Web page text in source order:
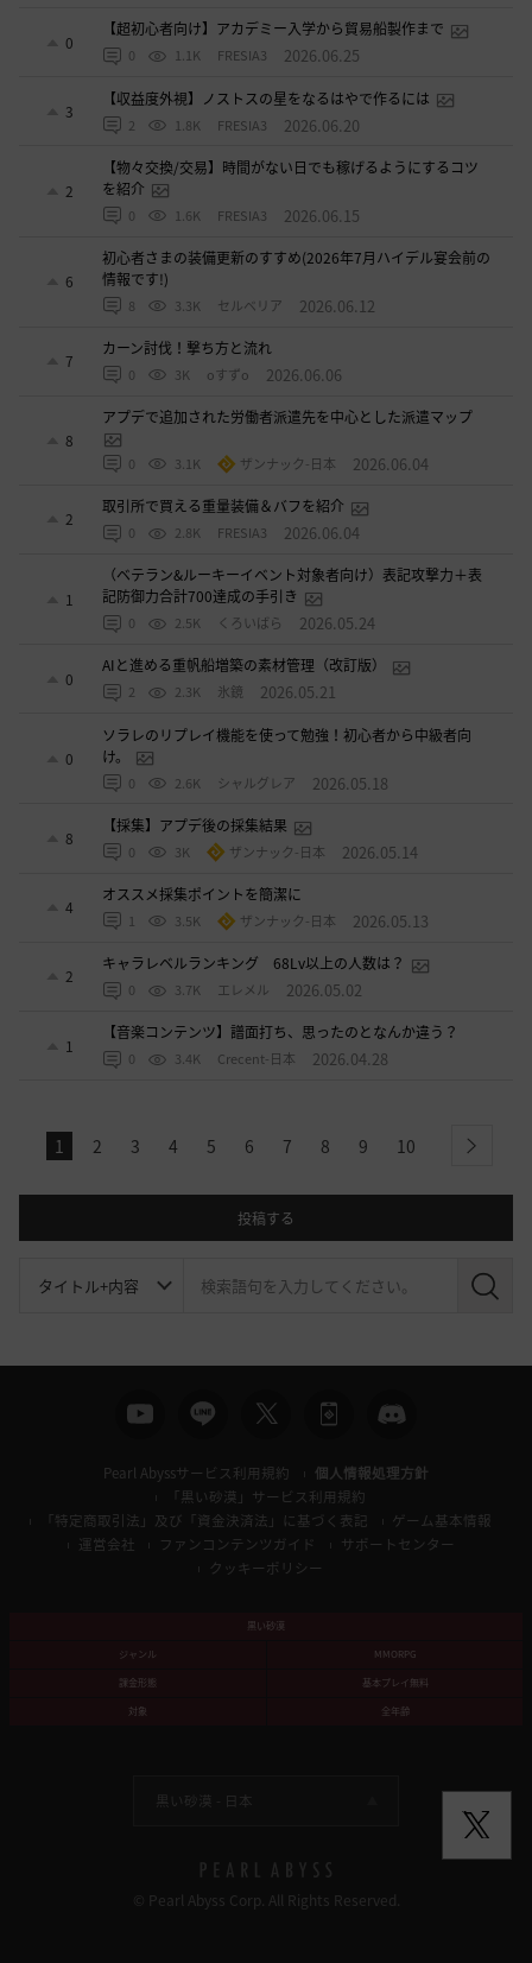
0
【超初心者向け】アカデミー入学から貿易船製作まで
0 1.1K FRESIA3 2026.06.25
3
【収益度外視】ノストスの星をなるはやで作るには
2 1.8K FRESIA3 2026.06.20
2
【物々交換/交易】時間がない日でも稼げるようにするコツ
を紹介
0 1.6K FRESIA3 2026.06.15
6
初心者さまの装備更新のすすめ(2026年7月ハイデル宴会前の
情報です!)
8 3.3K セルベリア 2026.06.12
7
カーン討伐！撃ち方と流れ
0 3K oすずo 2026.06.06
8
アプデで追加された労働者派遣先を中心とした派遣マップ
0 3.1K ザンナック-日本 2026.06.04
2
取引所で買える重量装備＆バフを紹介
0 2.8K FRESIA3 2026.06.04
1
（ベテラン&ルーキーイベント対象者向け）表記攻撃力＋表
記防御力合計700達成の手引き
0 2.5K くろいばら 2026.05.24
0
AIと進める重帆船増築の素材管理（改訂版）
2 2.3K 氷鏡 2026.05.21
0
ソラレのリプレイ機能を使って勉強！初心者から中級者向
け。
0 2.6K シャルグレア 2026.05.18
8
【採集】アプデ後の採集結果
0 3K ザンナック-日本 2026.05.14
4
オススメ採集ポイントを簡潔に
1 3.5K ザンナック-日本 2026.05.13
2
キャラレベルランキング 68Lv以上の人数は？
0 3.7K エレメル 2026.05.02
1
【音楽コンテンツ】譜面打ち、思ったのとなんか違う？
0 3.4K Crecent-日本 2026.04.28
1 2 3 4 5 6 7 8 9 10 next
投稿する
検
Pearl Abyssサービス利用規約
個人情報処理方針
「黒い砂漠」サービス利用規約
「特定商取引法」及び「資金決済法」に基づく表記
ゲーム基本情報
運営会社
ファンコンテンツガイド
サポートセンター
クッキーポリシー
黒い砂漠
ジャンル
MMORPG
課金形態
基本プレイ無料
対象
全年齢
黒い砂漠 - 日本
© Pearl Abyss Corp. All Rights Reserved.